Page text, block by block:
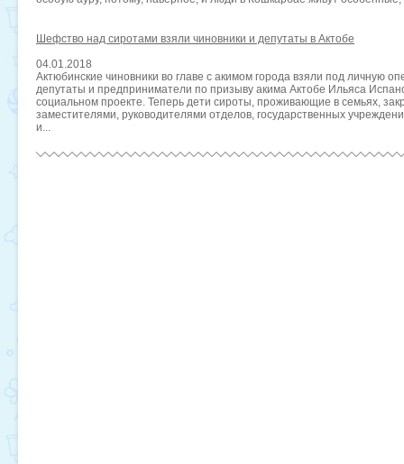
Шефство над сиротами взяли чиновники и депутаты в Актобе
04.01.2018
Актюбинские чиновники во главе с акимом города взяли под личную
депутаты и предприниматели по призыву акима Актобе Ильяса
социальном проекте. Теперь дети сироты, проживающие в семьях,
заместителями, руководителями отделов, государственных
и...